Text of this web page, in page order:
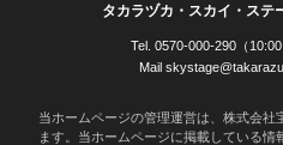
タカラヅカ・スカイ・ステ
Tel. 0570-000-290（
Mail
当ホームページの管理運営は、株式会
ます。当ホームページに掲載している